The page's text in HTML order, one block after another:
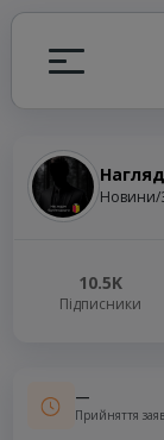
Новини/
10.5K
Підписники
—
Прийняття